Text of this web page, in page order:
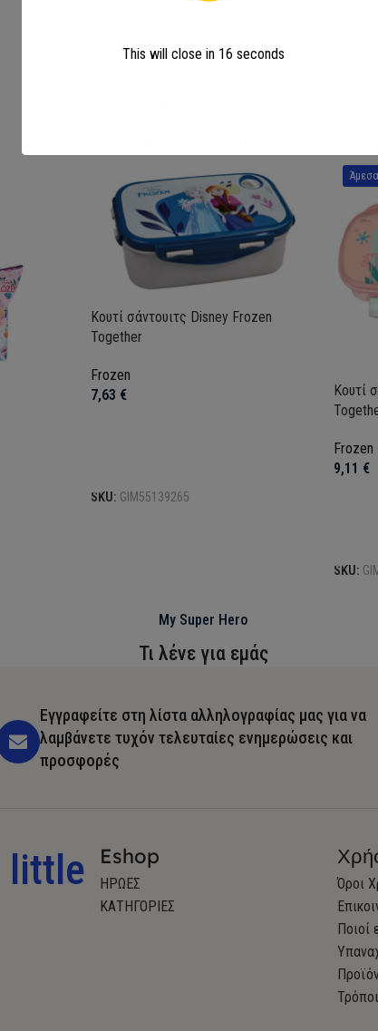
Επιλογή
Κουτί σάντουιτς Disney Frozen
Together
Frozen
7,63 €
SKU: GIM55139265
Κουτί
Frozen
9,11 €
SKU:
My Super Hero
Τι λένε για εμάς
Εγγραφείτε στη λίστα αλληλογραφίας μας για να
λαμβάνετε τυχόν τελευταίες ενημερώσεις και
προσφορές
little
Eshop
ΗΡΩΕΣ
ΚΑΤΗΓΟΡΙΕΣ
Όροι
Ποιοί
This will close in 15 seconds